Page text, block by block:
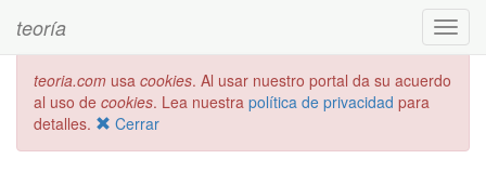
teoría
teoria.com usa cookies. Al usar nuestro portal da su acuerdo
al uso de cookies. Lea nuestra política de privacidad para
detalles.
Cerrar